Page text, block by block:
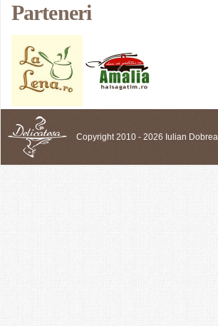
Parteneri
Copyright 2010 - 2026 Iulian Dobrea